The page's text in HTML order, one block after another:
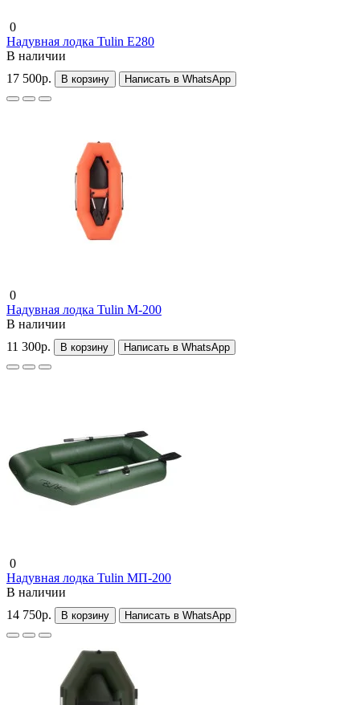
0
Надувная лодка Tulin Е280
В наличии
17 500р.
В корзину Написать в WhatsApp
0
Надувная лодка Tulin М-200
В наличии
11 300р.
В корзину Написать в WhatsApp
0
Надувная лодка Tulin МП-200
В наличии
14 750р.
В корзину Написать в WhatsApp